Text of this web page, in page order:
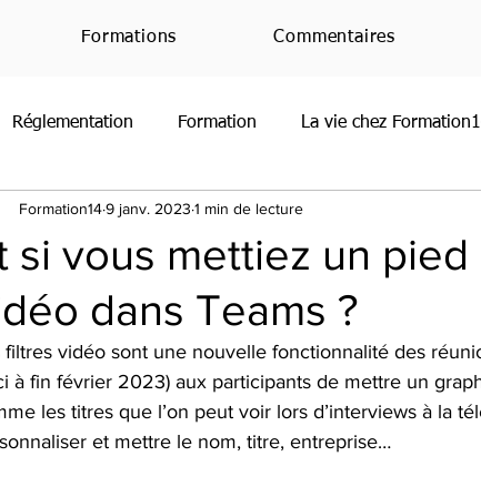
Formations Commentaires
Réglementation Formation La vie chez
Bing PowerPoint Normandie
Étude Avis Handicap Emploi
IA
si vous mettiez un
dans Teams ?
Formation149 janv. 2023 1 min de lecture
filtres vidéo sont une nouvelle fonctionnalité des
à fin février 2023) aux participants de mettre un
les titres que l’on peut voir lors d’interviews à la
et mettre le nom, titre, entreprise…